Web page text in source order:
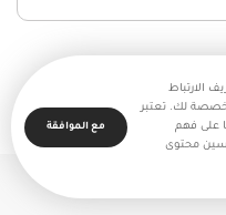
الارتباط
لك. تعتبر
على فهم
محتوى
مع الموافقة